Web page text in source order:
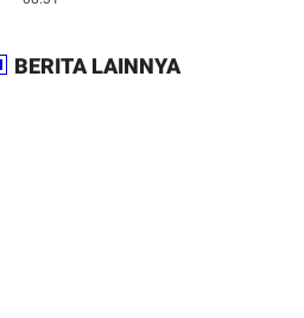
BERITA LAINNYA